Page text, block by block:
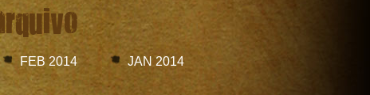
FEB 2014 JAN 2014